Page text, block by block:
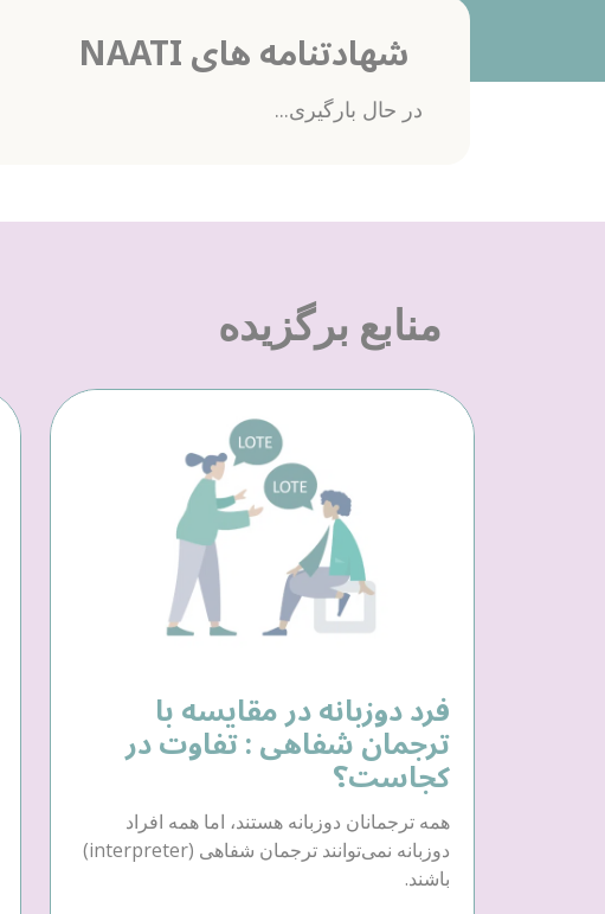
شهادتنامه های NAATI
در حال بارگیری...
منابع برگزیده
فرد دوزبانه در مقایسه با
ترجمان شفاهی : تفاوت در
کجاست؟
همه ترجمانان دوزبانه هستند، اما همه افراد
دوزبانه نمی‌توانند ترجمان شفاهی (interpreter)
باشند.